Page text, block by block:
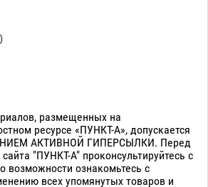
размещенных на
ресурсе «ПУНКТ-А», допускается
АКТИВНОЙ ГИПЕРСЫЛКИ. Перед
"ПУНКТ-А" проконсультируйтесь с
возможности ознакомьтесь с
всех упомянутых товаров и